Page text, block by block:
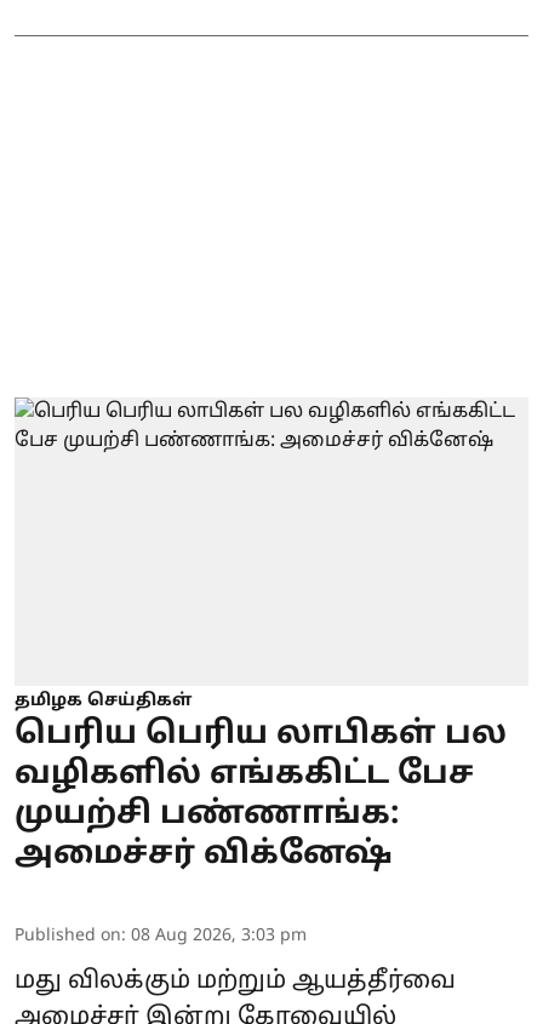
தமிழக செய்திகள்
பெரிய பெரிய லாபிகள் பல
வழிகளில் எங்ககிட்ட பேச
முயற்சி பண்ணாங்க:
அமைச்சர் விக்னேஷ்
Published on: 08 Aug 2026, 3:03 pm
மது விலக்கும் மற்றும் ஆயத்தீர்வை
அமைச்சர் இன்று கோவையில்